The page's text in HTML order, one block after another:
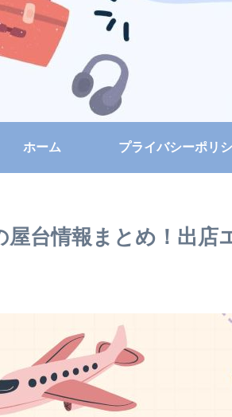
ホーム プライバシーポリ
屋台情報まとめ！出店